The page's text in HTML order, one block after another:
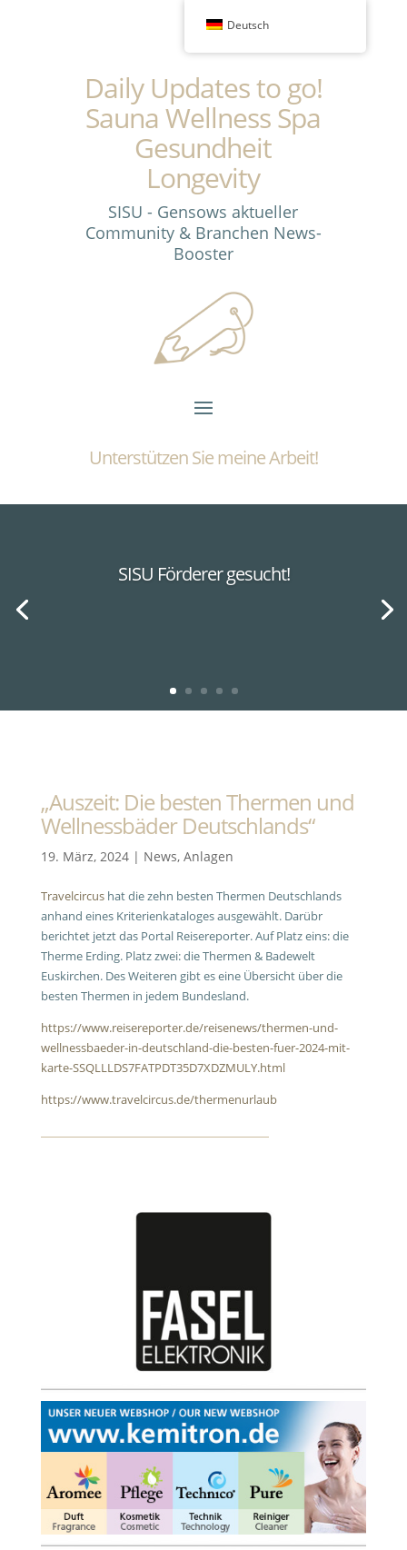
Daily Updates to go!
Sauna Wellness Spa
Gesundheit
Longevity
SISU - Gensows aktueller
Community & Branchen News-
Booster
Unterstützen Sie meine Arbeit!
SISU Förderer gesucht!
„Auszeit: Die besten Thermen und
Wellnessbäder Deutschlands“
19. März, 2024| News, Anlagen
Travelcircushat die zehn besten Thermen Deutschlands
anhand eines Kriterienkataloges ausgewählt. Darübr
berichtet jetzt das Portal Reisereporter. Auf Platz eins: die
Therme Erding. Platz zwei: die Thermen & Badewelt
Euskirchen. Des Weiteren gibt es eine Übersicht über die
besten Thermen in jedem Bundesland.
https://www.reisereporter.de/reisenews/thermen-und-
wellnessbaeder-in-deutschland-die-besten-fuer-2024-mit-
karte-SSQLLLDS7FATPDT35D7XDZMULY.html
https://www.travelcircus.de/thermenurlaub
Deutsch